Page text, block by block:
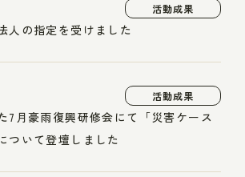
活動成果
人の指定を受けました
活動成果
7月豪雨復興研修会にて「災害ケース
ついて登壇しました